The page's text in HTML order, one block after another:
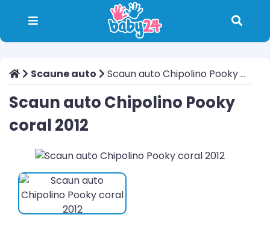
Scaune auto Scaun auto Chipolino Pooky coral 2012
Scaun auto Chipolino Pooky
coral 2012